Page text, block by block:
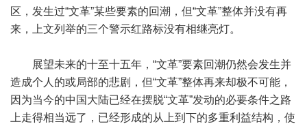
区，发生过“文革”某些要素的回潮，但“文革”整体并没有再
来，上文列举的三个警示红路标没有相继亮灯。
展望未来的十至十五年，“文革”要素回潮仍然会发生并
造成个人的或局部的悲剧，但“文革”整体再来却极不可能，
因为当今的中国大陆已经在摆脱“文革”发动的必要条件之路
上走得相当远了，已经形成的从上到下的多重利益结构，使